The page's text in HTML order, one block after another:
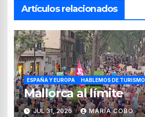
Artículos relacionados
ESPAÑA Y EUROPA HABLEMOS DE TURISMO
Mallorca al límite
JUL 31, 2026 MARÍA COBO